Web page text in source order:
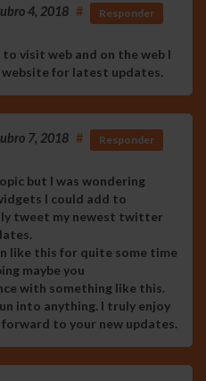
4, 2018 # Responder
visit web and on the web I
for latest updates.
7, 2018 # Responder
but I was wondering
I could add to
tweet my newest twitter
like this for quite some time
maybe you
with something like this.
into anything. I truly enjoy
to your new updates.